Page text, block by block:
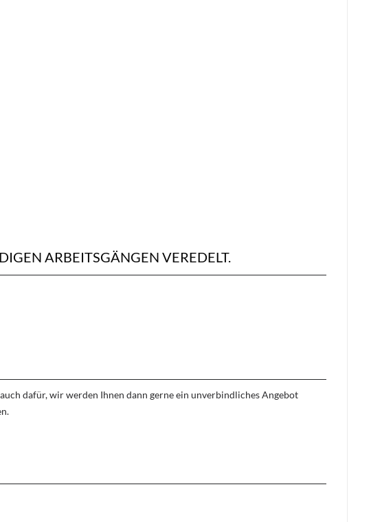
ARBEITSGÄNGEN VEREDELT.
dafür, wir werden Ihnen dann gerne ein unverbindliches Angebot